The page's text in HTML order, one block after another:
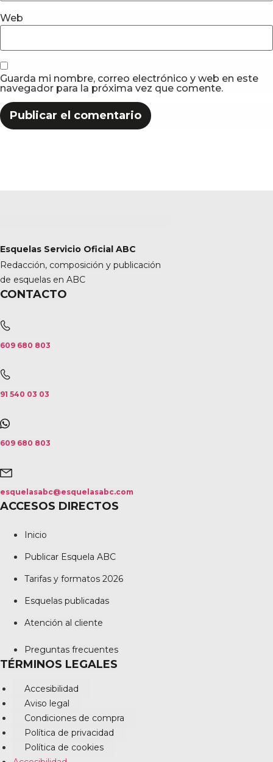
Web
Guarda mi nombre, correo electrónico y web en este
navegador para la próxima vez que comente.
Esquelas Servicio Oficial ABC
Redacción, composición y publicación
de esquelas en ABC
CONTACTO
609 680 803
91 540 03 03
609 680 803
esquelasabc@esquelasabc.com
ACCESOS DIRECTOS
Inicio
Publicar Esquela ABC
Tarifas y formatos 2026
Esquelas publicadas
Atención al cliente
Preguntas frecuentes
TÉRMINOS LEGALES
Accesibilidad
Aviso legal
Condiciones de compra
Política de privacidad
Política de cookies